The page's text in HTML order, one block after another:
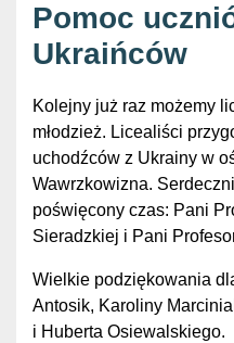
Pomoc
Ukraińców
Kolejny już raz możemy
młodzież. Licealiści
uchodźców z Ukrainy w
Wawrzkowizna.
poświęcony czas: Pani
Sieradzkiej i Pani
Wielkie podziękowania
Antosik, Karoliny
i Huberta Osiewalskiego.